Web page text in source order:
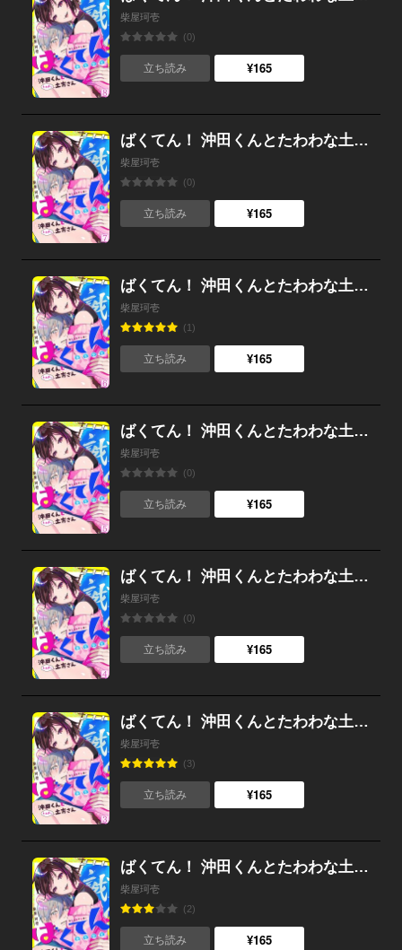
柴屋珂壱
(0)
立ち読み ¥165
ばくてん！ 沖田くんとたわわな土方さん(7)
柴屋珂壱
(0)
立ち読み ¥165
ばくてん！ 沖田くんとたわわな土方さん(6)
柴屋珂壱
(1)
立ち読み ¥165
ばくてん！ 沖田くんとたわわな土方さん(5)
柴屋珂壱
(0)
立ち読み ¥165
ばくてん！ 沖田くんとたわわな土方さん(4)
柴屋珂壱
(0)
立ち読み ¥165
ばくてん！ 沖田くんとたわわな土方さん(3)
柴屋珂壱
(3)
立ち読み ¥165
ばくてん！ 沖田くんとたわわな土方さん(2)
柴屋珂壱
(2)
立ち読み ¥165